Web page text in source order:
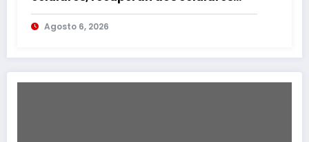
mediante rastreo y persecución
Agosto 6, 2026